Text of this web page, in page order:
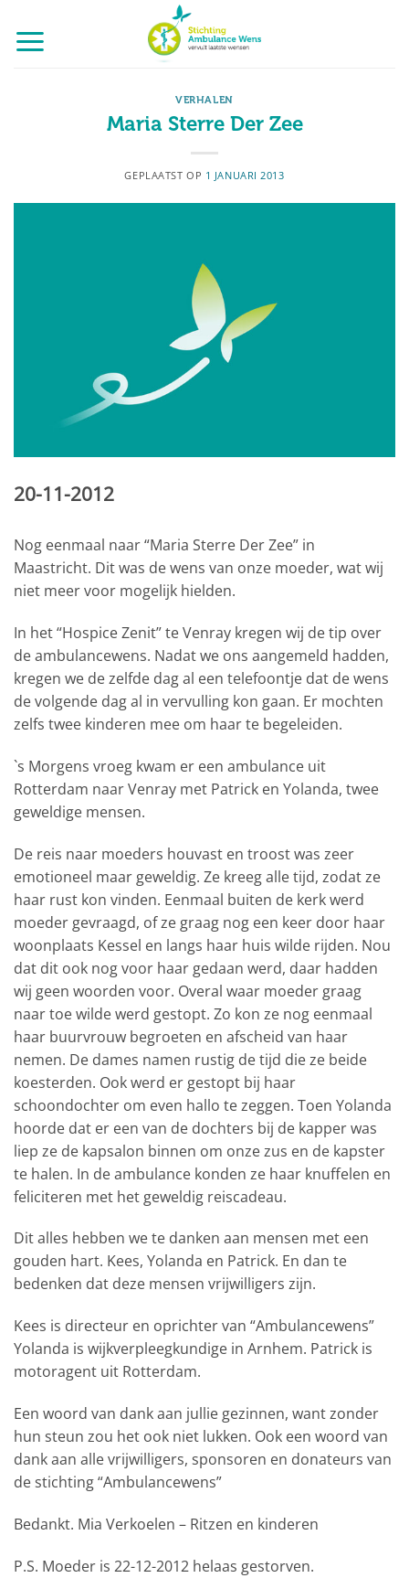
naar
inhoud
VERHALEN
Maria Sterre Der Zee
GEPLAATST OP 1 JANUARI 2013
20-11-2012
Nog eenmaal naar “Maria Sterre Der Zee” in
Maastricht. Dit was de wens van onze moeder, wat wij
niet meer voor mogelijk hielden.
In het “Hospice Zenit” te Venray kregen wij de tip over
de ambulancewens. Nadat we ons aangemeld hadden,
kregen we de zelfde dag al een telefoontje dat de wens
de volgende dag al in vervulling kon gaan. Er mochten
zelfs twee kinderen mee om haar te begeleiden.
`s Morgens vroeg kwam er een ambulance uit
Rotterdam naar Venray met Patrick en Yolanda, twee
geweldige mensen.
De reis naar moeders houvast en troost was zeer
emotioneel maar geweldig. Ze kreeg alle tijd, zodat ze
haar rust kon vinden. Eenmaal buiten de kerk werd
moeder gevraagd, of ze graag nog een keer door haar
woonplaats Kessel en langs haar huis wilde rijden. Nou
dat dit ook nog voor haar gedaan werd, daar hadden
wij geen woorden voor. Overal waar moeder graag
naar toe wilde werd gestopt. Zo kon ze nog eenmaal
haar buurvrouw begroeten en afscheid van haar
nemen. De dames namen rustig de tijd die ze beide
koesterden. Ook werd er gestopt bij haar
schoondochter om even hallo te zeggen. Toen Yolanda
hoorde dat er een van de dochters bij de kapper was
liep ze de kapsalon binnen om onze zus en de kapster
te halen. In de ambulance konden ze haar knuffelen en
feliciteren met het geweldig reiscadeau.
Dit alles hebben we te danken aan mensen met een
gouden hart. Kees, Yolanda en Patrick. En dan te
bedenken dat deze mensen vrijwilligers zijn.
Kees is directeur en oprichter van “Ambulancewens”
Yolanda is wijkverpleegkundige in Arnhem. Patrick is
motoragent uit Rotterdam.
Een woord van dank aan jullie gezinnen, want zonder
hun steun zou het ook niet lukken. Ook een woord van
dank aan alle vrijwilligers, sponsoren en donateurs van
de stichting “Ambulancewens”
Bedankt. Mia Verkoelen – Ritzen en kinderen
P.S. Moeder is 22-12-2012 helaas gestorven.